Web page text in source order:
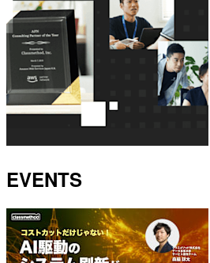
EVENTS